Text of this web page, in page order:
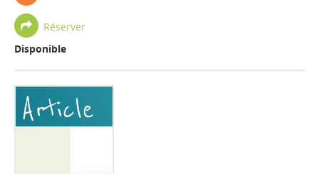
Réserver
Disponible